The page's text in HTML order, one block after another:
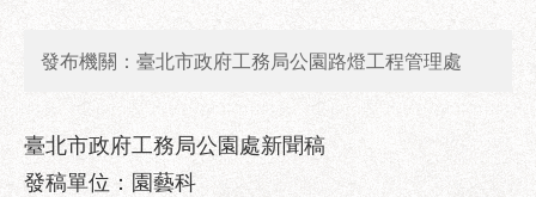
介
務
資
訊
發布機關：臺北市政府工務局公園路燈工程管理處
臺北市政府工務局公園處新聞稿
發稿單位：園藝科